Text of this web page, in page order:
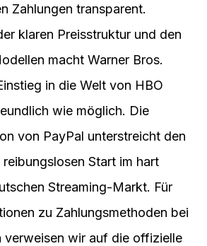
Zahlungen transparent.
klaren Preisstruktur und den
macht Warner Bros.
in die Welt von HBO
wie möglich. Die
von PayPal unterstreicht den
Start im hart
Streaming-Markt. Für
zu Zahlungsmethoden bei
verweisen wir auf die offizielle